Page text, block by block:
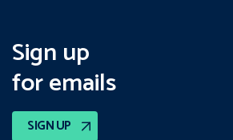
Sign up
for emails
SIGN UP